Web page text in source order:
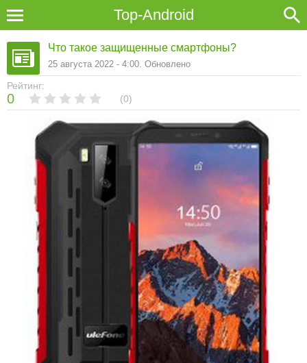
Top-Android
Рейтинг:
0 0
Что такое защищенные смартфоны?
25 августа 2022 - 4:00. Обновлено